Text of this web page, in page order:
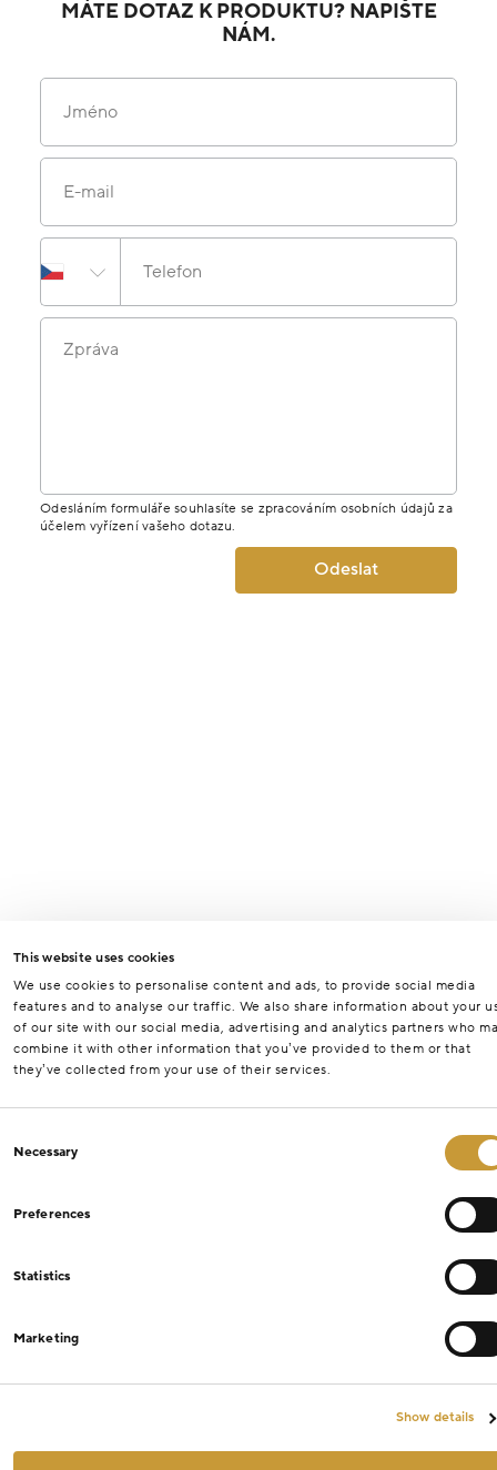
This website uses cookies
We use cookies to personalise content and ads, to provide social media
features and to analyse our traffic. We also share information about your
of our site with our social media, advertising and analytics partners who
combine it with other information that you’ve provided to them or that
they’ve collected from your use of their services.
Selection
Necessary
Preferences
Statistics
Marketing
Show details
MÁTE DOTAZ K PRODUKTU? NAPIŠTE
NÁM.
Jméno
E-mail
Telefon
Zpráva
Odesláním formuláře souhlasíte se zpracováním osobních údajů za
účelem vyřízení vašeho dotazu.
Odeslat